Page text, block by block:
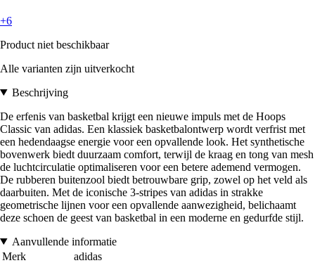
+6
Product niet beschikbaar
Alle varianten zijn uitverkocht
Beschrijving
De erfenis van basketbal krijgt een nieuwe impuls met de Hoops
Classic van adidas. Een klassiek basketbalontwerp wordt verfrist met
een hedendaagse energie voor een opvallende look. Het synthetische
bovenwerk biedt duurzaam comfort, terwijl de kraag en tong van mesh
de luchtcirculatie optimaliseren voor een betere ademend vermogen.
De rubberen buitenzool biedt betrouwbare grip, zowel op het veld als
daarbuiten. Met de iconische 3-stripes van adidas in strakke
geometrische lijnen voor een opvallende aanwezigheid, belichaamt
deze schoen de geest van basketbal in een moderne en gedurfde stijl.
Aanvullende informatie
Merk
adidas